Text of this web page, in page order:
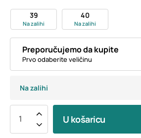
39
Na zalihi
40
Na zalihi
Preporučujemo da kupite
Prvo odaberite veličinu
Na zalihi
U košaricu